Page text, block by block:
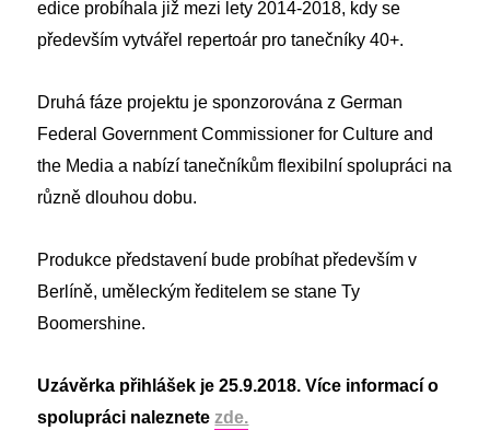
edice probíhala již mezi lety 2014-2018, kdy se
především vytvářel repertoár pro tanečníky 40+.
Druhá fáze projektu je sponzorována z German
Federal Government Commissioner for Culture and
the Media a nabízí tanečníkům flexibilní spolupráci na
různě dlouhou dobu.
Produkce představení bude probíhat především v
Berlíně, uměleckým ředitelem se stane Ty
Boomershine.
Uzávěrka přihlášek je 25.9.2018. Více informací o
spolupráci naleznetezde.